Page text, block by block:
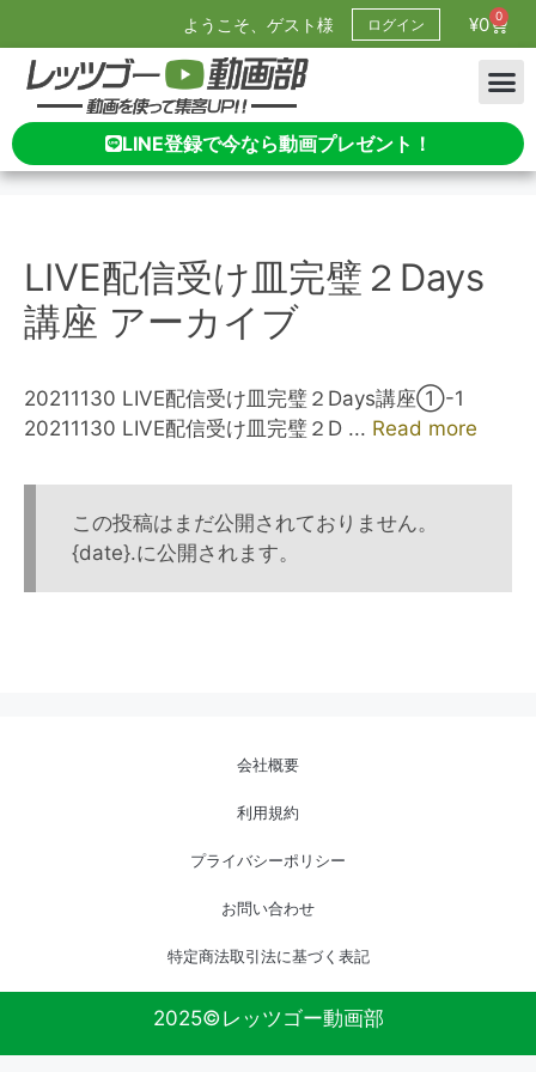
ようこそ、ゲスト様 ログイン ¥0 0
LINE登録で今なら動画プレゼント！
LIVE配信受け皿完璧２Days
講座 アーカイブ
20211130 LIVE配信受け皿完璧２Days講座①-1
20211130 LIVE配信受け皿完璧２D ... Read more
この投稿はまだ公開されておりません。
{date}.に公開されます。
会社概要
利用規約
プライバシーポリシー
お問い合わせ
特定商法取引法に基づく表記
2025©レッツゴー動画部